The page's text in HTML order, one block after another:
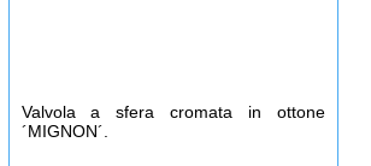
Valvola a sfera cromata in ottone
´MIGNON´.